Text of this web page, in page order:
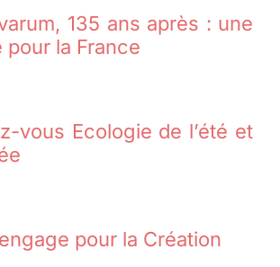
135 ans après : une
pour la France
vous Ecologie de l’été et
pour la Création